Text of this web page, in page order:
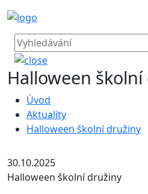
Halloween
Úvod
Aktuality
Halloween školní družiny
30.10.2025
Halloween školní družiny